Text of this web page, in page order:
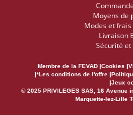
Moyens de
Modes et
Livraison
Sécurité
Membre de la FEVAD Cookies
*Les conditions de l'offre
Jeux
© 2025 PRIVILEGES SAS, 16 Avenue
Marquette-lez-Lille